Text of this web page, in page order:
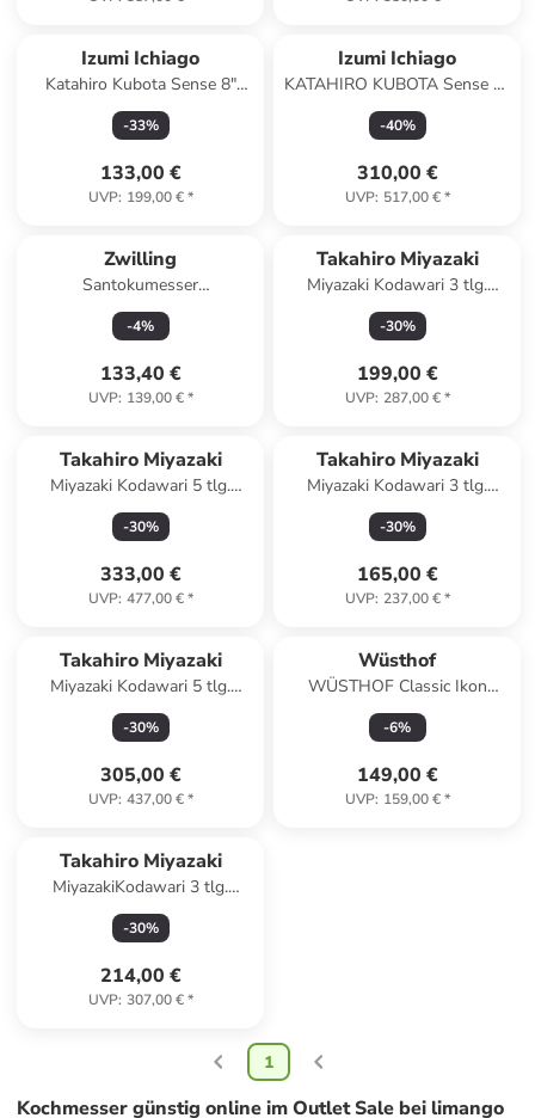
Izumi Ichiago
Katahiro Kubota Sense 8"
Kochmesser ,Japanischer VG-
10 damast Edelstahl
-33%
133,00 €
UVP: 199,00 €*
Izumi Ichiago
KATAHIRO KUBOTA Sense 3-
tlgs. Kochmesser Damast set
+ IZUMI ICHIAGO Nakiri
-40%
310,00 €
UVP: 517,00 €*
Zwilling
Santokumesser
Küchenmesser Kochmesser in
Schwarz
-4%
133,40 €
UVP: 139,00 €*
Takahiro Miyazaki
Miyazaki Kodawari 3 tlg.
Kochmesser set mit
Magnetmesserhalter
-30%
199,00 €
UVP: 287,00 €*
Takahiro Miyazaki
Miyazaki Kodawari 5 tlg.
Kochmesser set mit
Magnetmesserhalter
-30%
333,00 €
UVP: 477,00 €*
Takahiro Miyazaki
Miyazaki Kodawari 3 tlg.
Kochmesser set , Griff aus
Pakkaholz grün
-30%
165,00 €
UVP: 237,00 €*
Takahiro Miyazaki
Miyazaki Kodawari 5 tlg.
Kochmesser set , Griff aus
Pakkaholz mit Holzschachtel
-30%
305,00 €
UVP: 437,00 €*
Wüsthof
WÜSTHOF Classic Ikon
Kochmesser, Länge: 345 mm,
Klingenlänge: 200 mm
-6%
149,00 €
UVP: 159,00 €*
Takahiro Miyazaki
MiyazakiKodawari 3 tlg.
Kochmesser set +
Magnetmesserhalter &
-30%
214,00 €
UVP: 307,00 €*
1
Kochmesser günstig online im Outlet Sale bei limango